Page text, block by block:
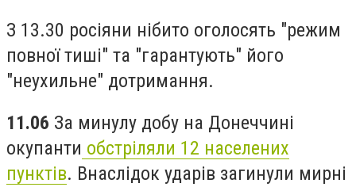
З 13.30 росіяни нібито оголосять "режим
повної тиші" та "гарантують" його
"неухильне" дотримання.
11.06 За минулу добу на Донеччині
окупанти обстріляли 12 населених
пунктів. Внаслідок ударів загинули мирні